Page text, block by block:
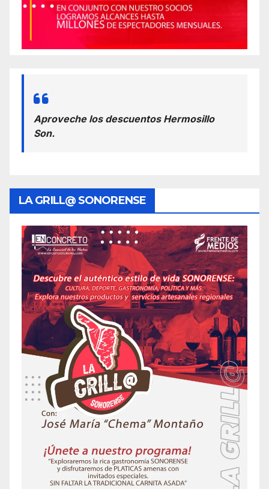
Aproveche los descuentos Hermosillo
Son.
LA GRILL@ SONORENSE